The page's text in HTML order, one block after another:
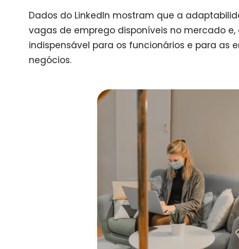
Dados do LinkedIn mostram que a
vagas de emprego disponíveis no mercado
indispensável para os funcionários e para as
negócios.